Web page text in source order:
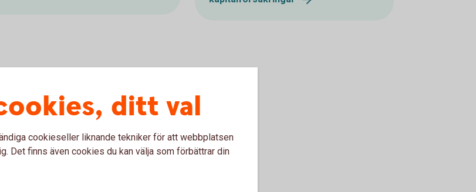
pengarna till ditt
vid ett fondköp.
mellan olika fonder när
hittar information om det
ditt val
cookieseller liknande tekniker för att webbplatsen
Det finns även cookies du kan välja som förbättrar din